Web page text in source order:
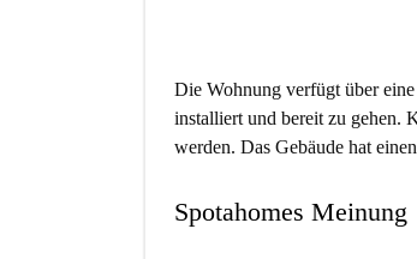
Die Wohnung verfügt über
installiert und bereit zu gehen.
werden. Das Gebäude hat
Spotahomes Meinung